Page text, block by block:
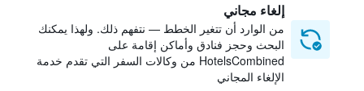
إلغاء مجاني
من الوارد أن تتغير الخطط — نتفهم ذلك. ولهذا يمكنك
البحث وحجز فنادق وأماكن إقامة على
HotelsCombined من وكالات السفر التي تقدم خدمة
الإلغاء المجاني